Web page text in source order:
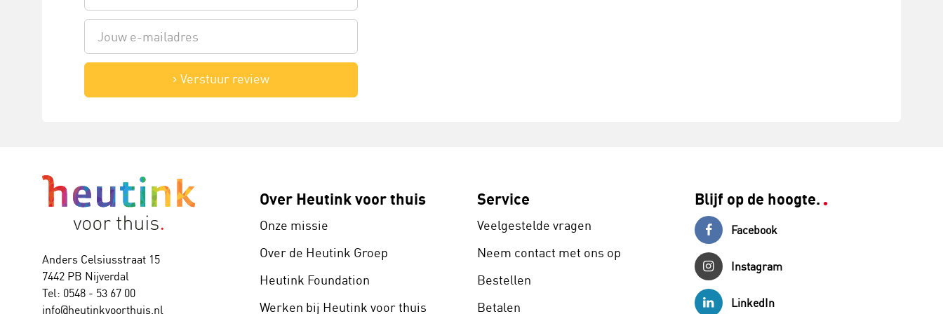
Verstuur review
Anders Celsiusstraat 15
7442 PB Nijverdal
Tel: 0548 - 53 67 00
info@heutinkvoorthuis.nl
Over Heutink voor thuis
Onze missie
Over de Heutink Groep
Heutink Foundation
Werken bij Heutink voor thuis
Service
Veelgestelde vragen
Neem contact met ons op
Bestellen
Betalen
Blijf op de hoogte.
Facebook
Instagram
LinkedIn